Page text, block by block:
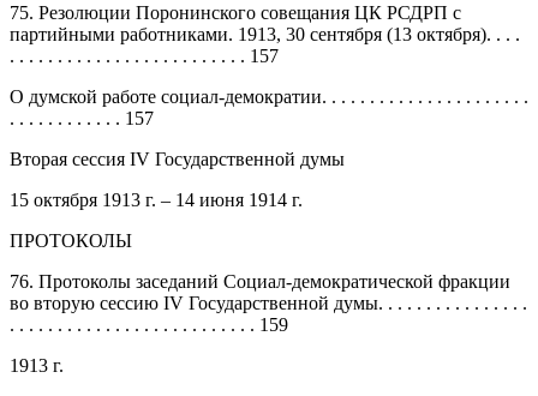
75. Резолюции Поронинского совещания ЦК РСДРП с
партийными работниками. 1913, 30 сентября (13 октября). . . .
. . . . . . . . . . . . . . . . . . . . . . . . . 157
О думской работе социал-демократии. . . . . . . . . . . . . . . . . . . . . .
. . . . . . . . . . . . 157
Вторая сессия IV Государственной думы
15 октября 1913 г. – 14 июня 1914 г.
ПРОТОКОЛЫ
76. Протоколы заседаний Социал-демократической фракции
во вторую сессию IV Государственной думы. . . . . . . . . . . . . . . .
. . . . . . . . . . . . . . . . . . . . . . . . . . 159
1913 г.